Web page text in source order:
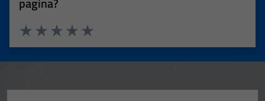
Valuta 5 stelle su 5
Valuta 4 stelle su 5
Valuta 3 stelle su 5
Valuta 2 stelle su 5
Valuta 1 stelle su 5